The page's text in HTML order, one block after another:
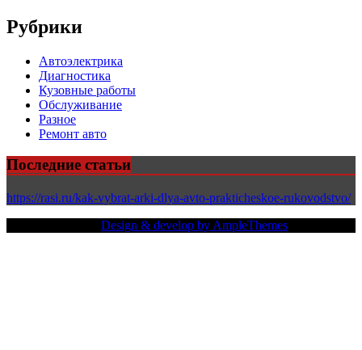
Рубрики
Автоэлектрика
Диагностика
Кузовные работы
Обслуживание
Разное
Ремонт авто
Последние статьи
https://rasi.ru/kak-vybrat-arki-dlya-avto-prakticheskoe-rukovodstvo/
Design & develop by AmpleThemes